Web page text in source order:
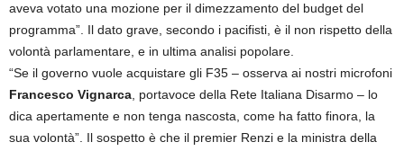
aveva votato una mozione per il dimezzamento del budget del
programma”. Il dato grave, secondo i pacifisti, è il non rispetto della
volontà parlamentare, e in ultima analisi popolare.
“Se il governo vuole acquistare gli F35 – osserva ai nostri microfoni
Francesco Vignarca , portavoce della Rete Italiana Disarmo – lo
dica apertamente e non tenga nascosta, come ha fatto finora, la
sua volontà”. Il sospetto è che il premier Renzi e la ministra della